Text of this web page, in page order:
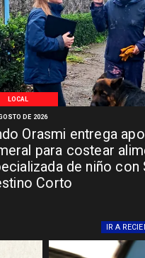
LOCAL
Orasmi entrega
para costear
de niño con
Corto
DE 2026
IR A